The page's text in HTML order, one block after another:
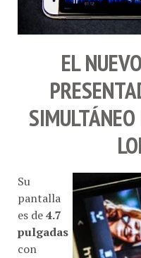
EL NUEVO
Su
pantalla
es de4.7
pulgadas
con